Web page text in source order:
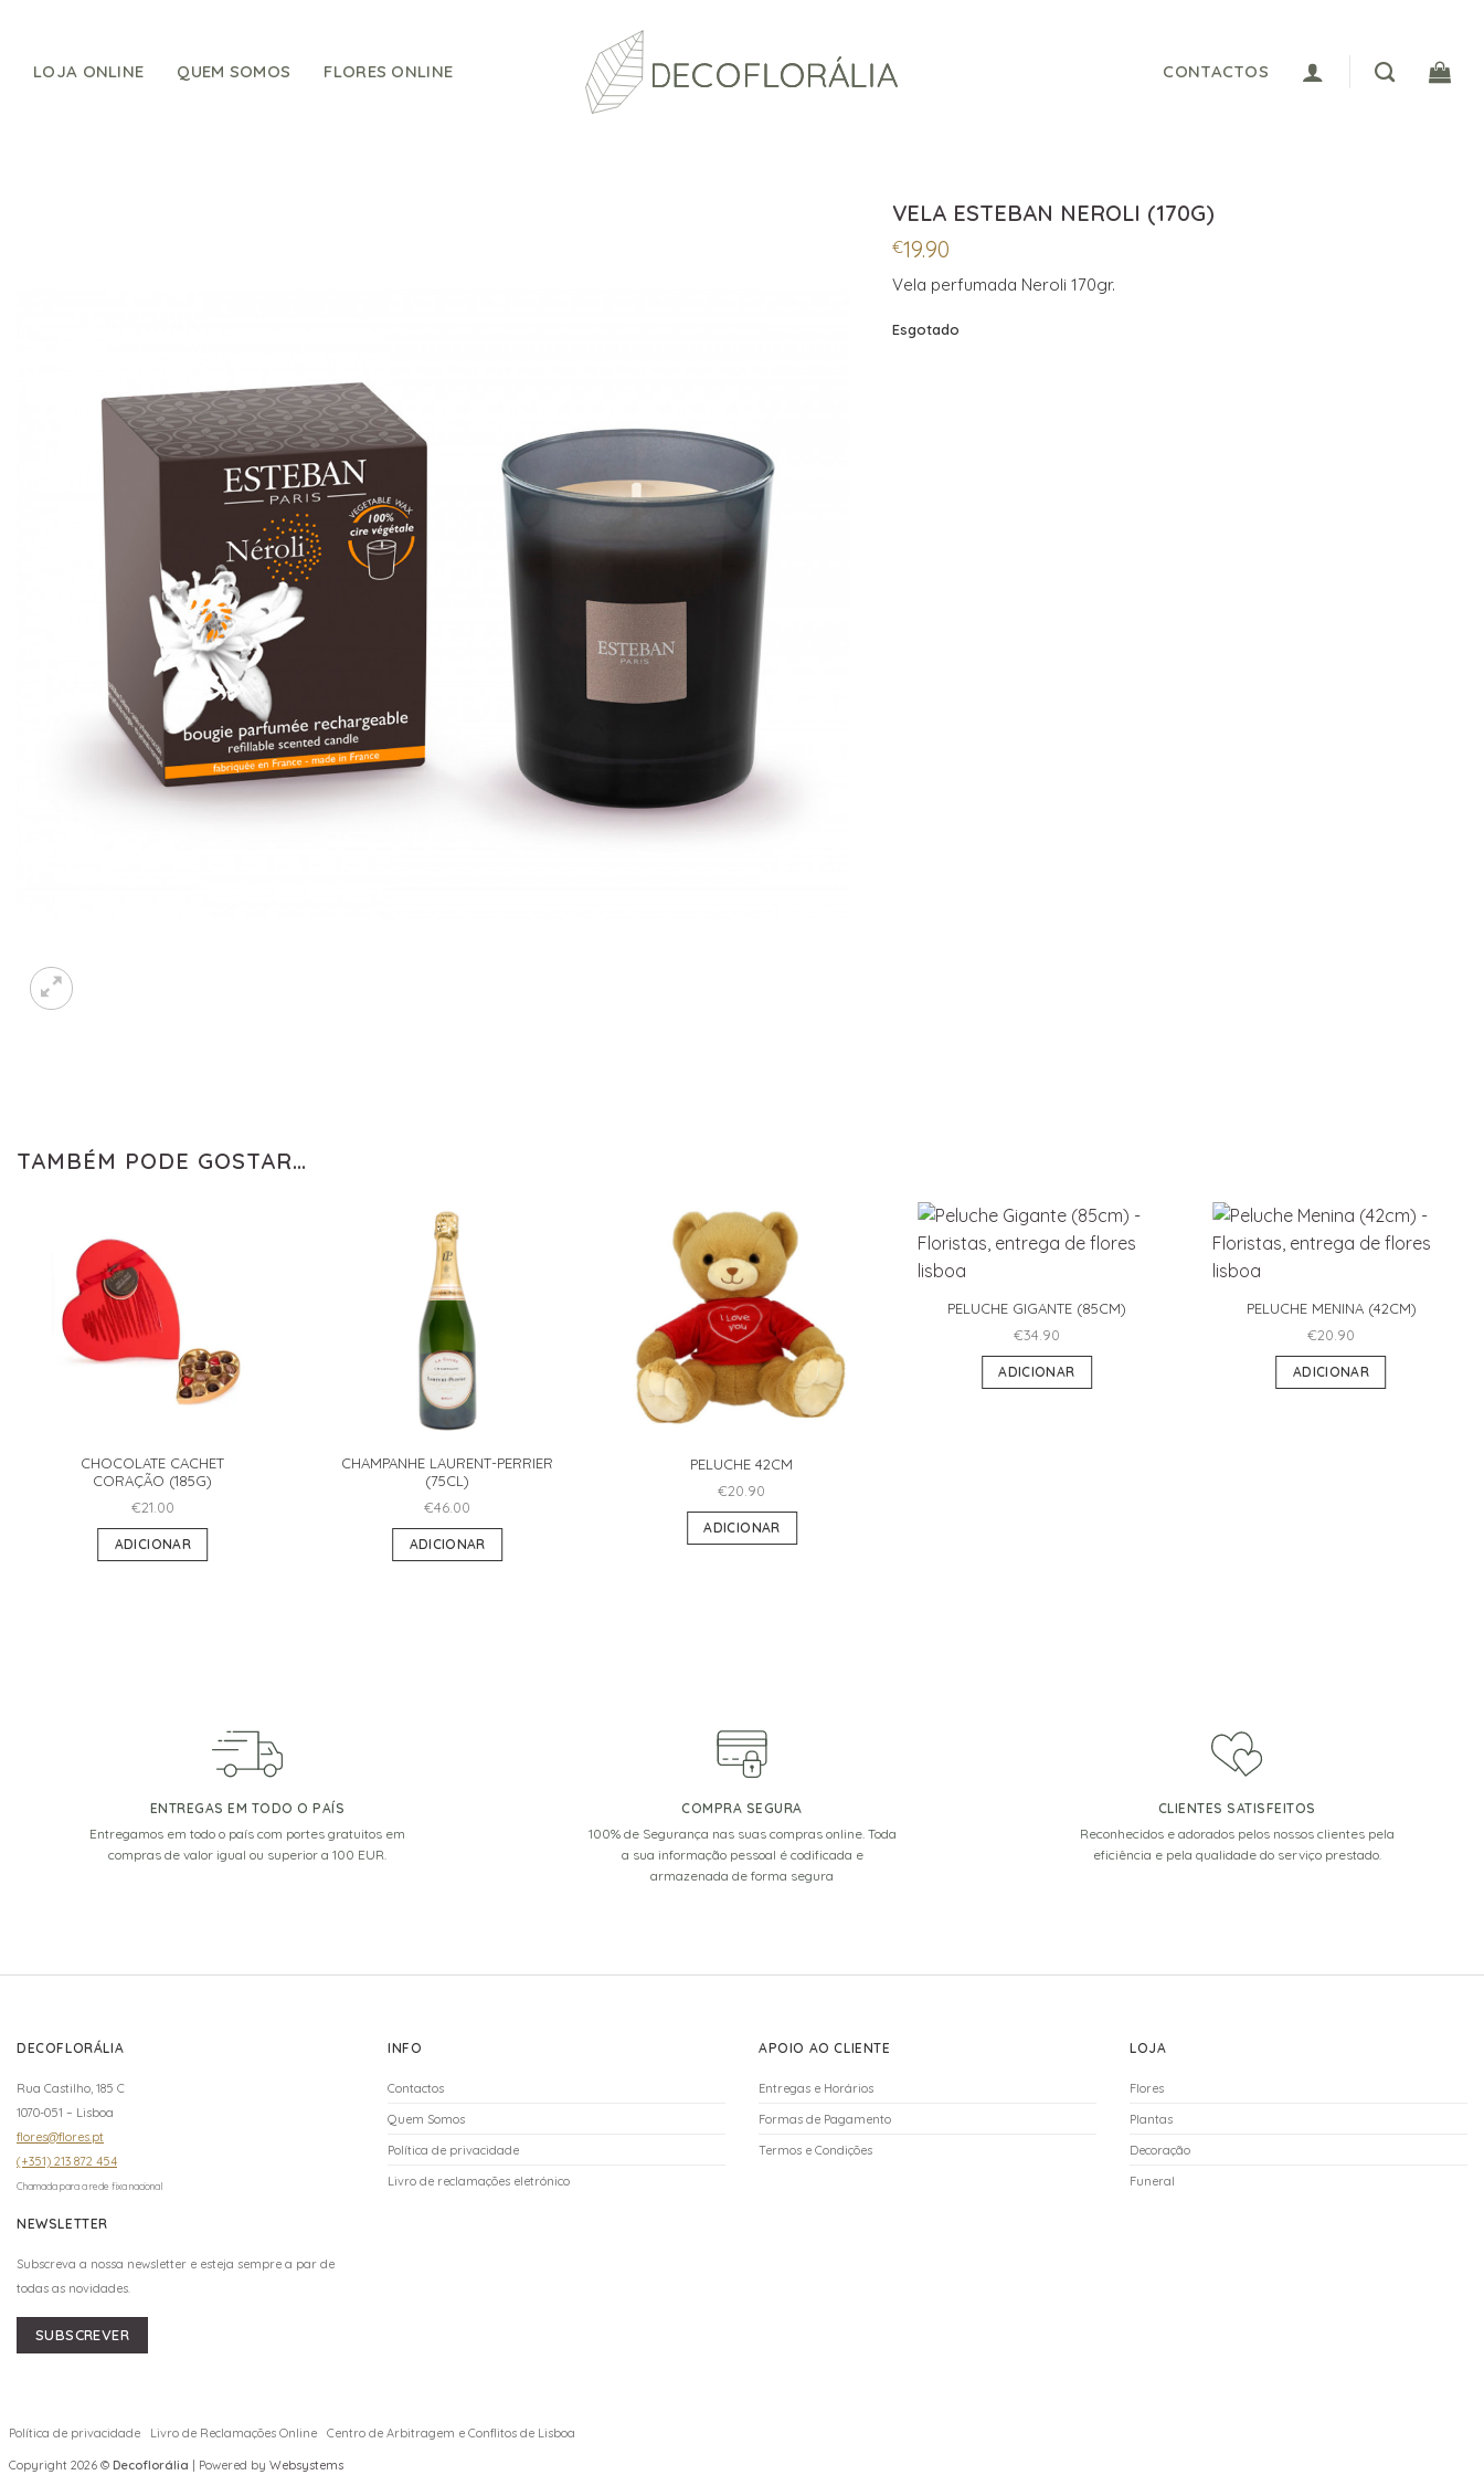
contentLOJA ONLINE QUEM SOMOS FLORES ONLINE CONTACTOS
VELA ESTEBAN NEROLI (170G)
€19.90
Vela perfumada Neroli 170gr.
Esgotado
TAMBÉM PODE GOSTAR…
CHOCOLATE CACHET
CORAÇÃO (185G)
€21.00
ADICIONAR
CHAMPANHE LAURENT-PERRIER
(75CL)
€46.00
ADICIONAR
PELUCHE 42CM
€20.90
ADICIONAR
PELUCHE GIGANTE (85CM)
€34.90
ADICIONAR
PELUCHE MENINA (42CM)
€20.90
ADICIONAR
ENTREGAS EM TODO O PAÍS
Entregamos em todo o país com portes gratuitos em
compras de valor igual ou superior a 100 EUR.
COMPRA SEGURA
100% de Segurança nas suas compras online. Toda
a sua informação pessoal é codificada e
armazenada de forma segura
CLIENTES SATISFEITOS
Reconhecidos e adorados pelos nossos clientes pela
eficiência e pela qualidade do serviço prestado.
DECOFLORÁLIA
Rua Castilho, 185 C
1070-051 – Lisboa
flores@flores.pt
(+351) 213 872 454
Chamada para a rede fixa nacional
NEWSLETTER
Subscreva a nossa newsletter e esteja sempre a par de
todas as novidades.
SUBSCREVER
INFO
Contactos
Quem Somos
Política de privacidade
Livro de reclamações eletrónico
APOIO AO CLIENTE
Entregas e Horários
Formas de Pagamento
Termos e Condições
LOJA
Flores
Plantas
Decoração
Funeral
Política de privacidade Livro de Reclamações Online Centro de Arbitragem e Conflitos de Lisboa
Copyright 2026 © Decoflorália | Powered by Websystems